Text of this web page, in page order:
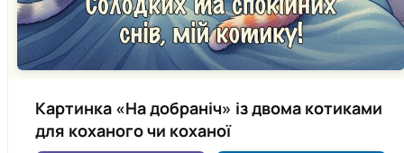
Картинка «На добраніч» із двома котиками
для коханого чи коханої